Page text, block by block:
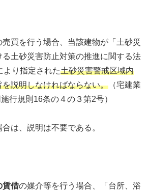
買を行う場合、当該建物が「土砂災
土砂災害防止対策の推進に関する法
より指定された土砂災害警戒区域内
を説明しなければならない。 （宅建業
行規則16条の４の３第2号）
は、説明は不要である。
賃借の媒介等を行う場合、「台所、浴